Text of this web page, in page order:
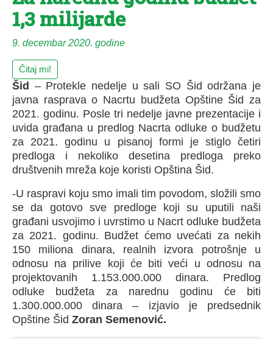
1,3 milijarde
9. decembar 2020. godine
Čitaj mi!
Šid – Protekle nedelje u sali SO Šid održana je
javna rasprava o Nacrtu budžeta Opštine Šid za
2021. godinu. Posle tri nedelje javne prezentacije i
uvida građana u predlog Nacrta odluke o budžetu
za 2021. godinu u pisanoj formi je stiglo četiri
predloga i nekoliko desetina predloga preko
društvenih mreža koje koristi Opština Šid.
-U raspravi koju smo imali tim povodom, složili smo
se da gotovo sve predloge koji su uputili naši
građani usvojimo i uvrstimo u Nacrt odluke budžeta
za 2021. godinu. Budžet ćemo uvećati za nekih
150 miliona dinara, realnih izvora potrošnje u
odnosu na prilive koji će biti veći u odnosu na
projektovanih 1.153.000.000 dinara. Predlog
odluke budžeta za narednu godinu će biti
1.300.000.000 dinara – izjavio je predsednik
Opštine Šid Zoran Semenović.